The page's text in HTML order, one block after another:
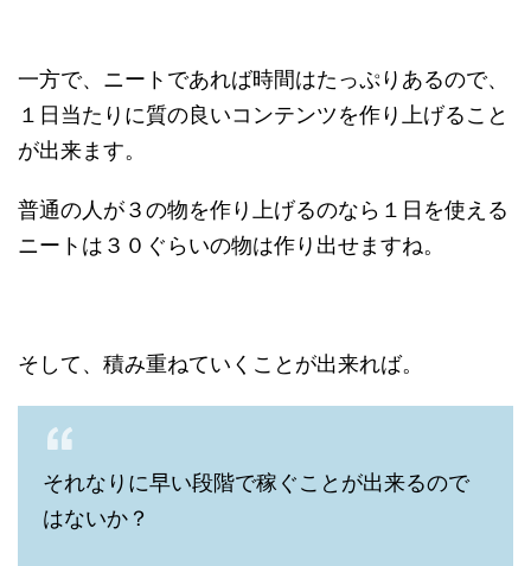
一方で、ニートであれば時間はたっぷりあるので、
１日当たりに質の良いコンテンツを作り上げること
が出来ます。
普通の人が３の物を作り上げるのなら１日を使える
ニートは３０ぐらいの物は作り出せますね。
そして、積み重ねていくことが出来れば。
それなりに早い段階で稼ぐことが出来るので
はないか？